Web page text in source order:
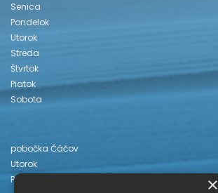
Senica
Pondelok
Utorok
Streda
Štvrtok
Piatok
Sobota
pobočka Čáčov
Utorok
Piatok
×